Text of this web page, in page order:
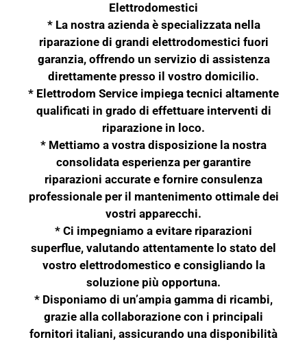
Elettrodomestici
* La nostra azienda è specializzata nella
riparazione di grandi elettrodomestici fuori
garanzia, offrendo un servizio di assistenza
direttamente presso il vostro domicilio.
* Elettrodom Service impiega tecnici altamente
qualificati in grado di effettuare interventi di
riparazione in loco.
* Mettiamo a vostra disposizione la nostra
consolidata esperienza per garantire
riparazioni accurate e fornire consulenza
professionale per il mantenimento ottimale dei
vostri apparecchi.
* Ci impegniamo a evitare riparazioni
superflue, valutando attentamente lo stato del
vostro elettrodomestico e consigliando la
soluzione più opportuna.
* Disponiamo di un’ampia gamma di ricambi,
grazie alla collaborazione con i principali
fornitori italiani, assicurando una disponibilità